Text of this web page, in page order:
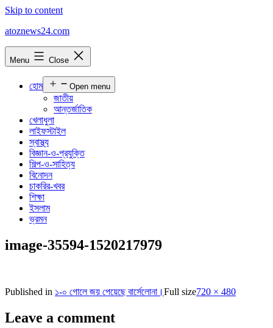
Skip to content
atoznews24.com
Menu Close
হোম Open menu
জাতীয়
আন্তর্জাতিক
খেলাধুলা
লাইফস্টাইল
স্বাস্থ্য
বিজ্ঞান-ও-প্রযুক্তি
শিল্প-ও-সাহিত্য
বিনোদন
চাকরির-খবর
শিক্ষা
ইসলাম
ভ্রমন
image-35594-1520217979
Published in ১-০ গোলে জয় পেয়েছে বার্সেলোনা। Full size720 × 480
Leave a comment